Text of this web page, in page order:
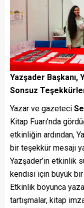
Yazşader Başkanı,
Sonsuz
Yazar ve gazeteci
Kitap Fuarı’nda
etkinliğin ardından,
bir teşekkür mesajı
Yazşader’in etkinlik
kendisi için büyük
Etkinlik boyunca
tartışmalar, kitap